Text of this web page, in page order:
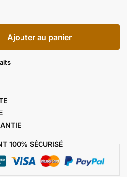
Ajouter au panier
100% SÉCURISÉ